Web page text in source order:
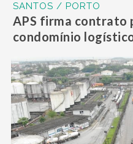
SANTOS / PORTO
APS firma contrato
condomínio